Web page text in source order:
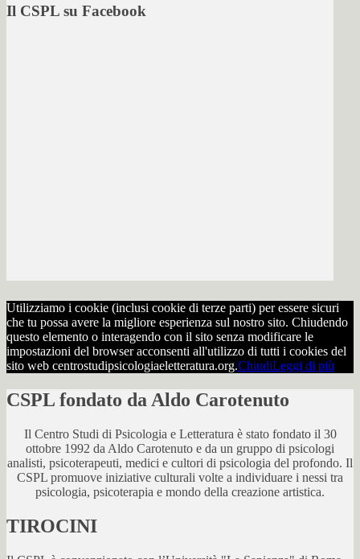
Il CSPL su Facebook
Utilizziamo i cookie (inclusi cookie di terze parti) per essere sicuri
che tu possa avere la migliore esperienza sul nostro sito. Chiudendo
questo elemento o interagendo con il sito senza modificare le
impostazioni del browser acconsenti all'utilizzo di tutti i cookies del
sito web centrostudipsicologiaeletteratura.org.ChiudiLeggi di più
CSPL fondato da Aldo Carotenuto
Il Centro Studi di Psicologia e Letteratura è stato fondato il 30
ottobre 1992 da Aldo Carotenuto e da un gruppo di psicologi
analisti, psicoterapeuti, medici e cultori di psicologia del profondo. Il
CSPL promuove iniziative culturali volte a individuare i nessi tra
psicologia, psicoterapia e mondo della creazione artistica.
TIROCINI